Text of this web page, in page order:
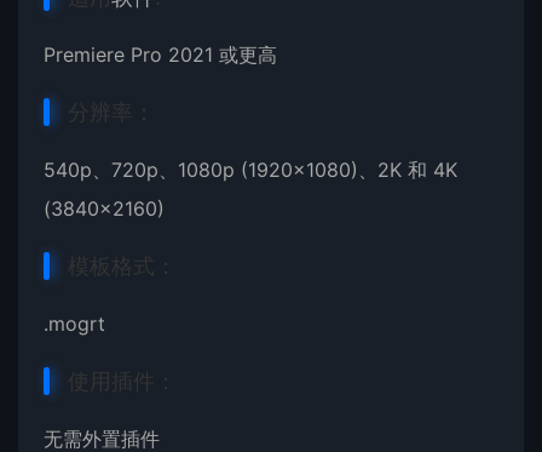
Premiere Pro 2021 或更高
分辨率：
540p、720p、1080p (1920×1080)、2K 和 4K
(3840×2160)
模板格式：
.mogrt
使用插件：
无需外置插件